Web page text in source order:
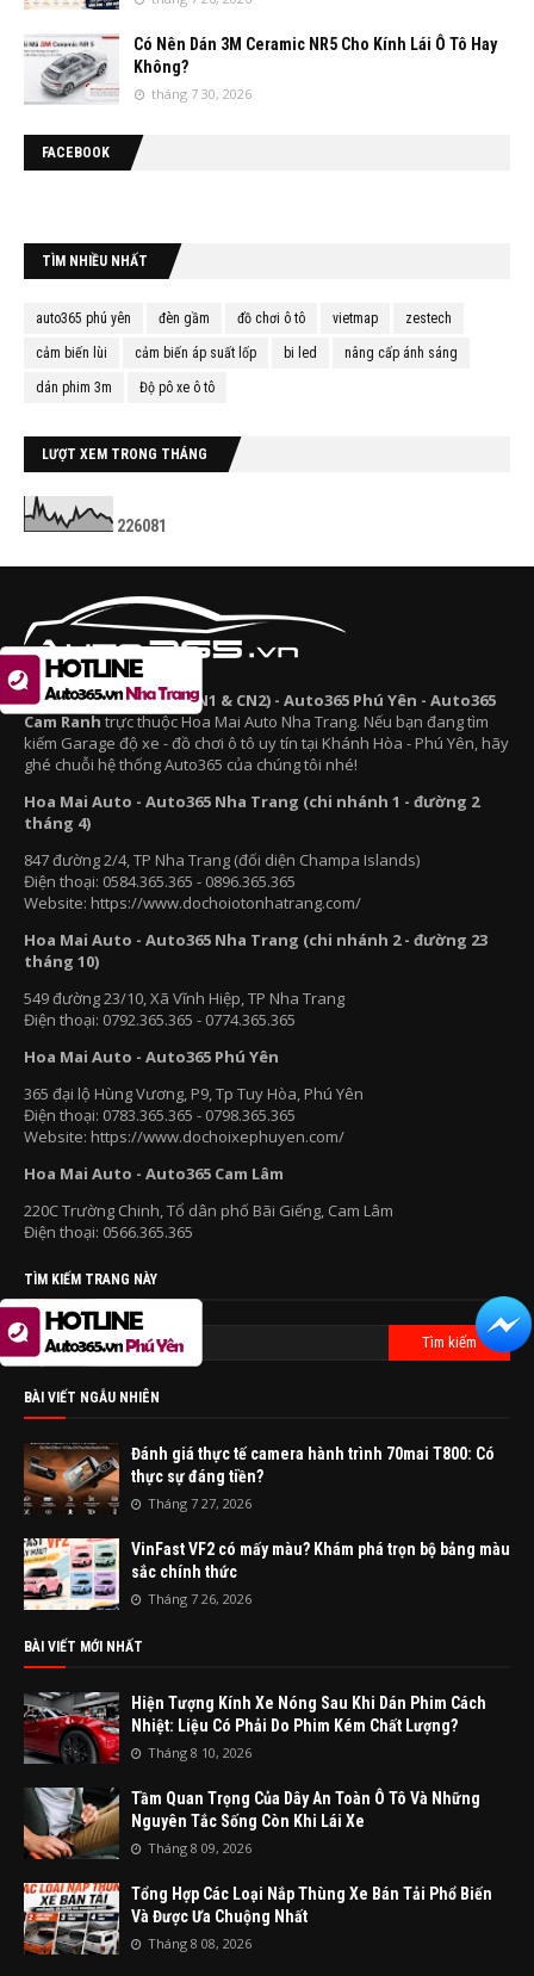
Có Nên Dán 3M Ceramic NR5 Cho Kính Lái Ô Tô Hay
Không?
tháng 7 30, 2026
FACEBOOK
TÌM NHIỀU NHẤT
auto365 phú yên đèn gầm đồ chơi ô tô vietmap zestech
cảm biến lùi cảm biến áp suất lốp bi led nâng cấp ánh sáng
dán phim 3m Độ pô xe ô tô
LƯỢT XEM TRONG THÁNG
226081
Auto365 Nha Trang (CN1 & CN2) - Auto365 Phú Yên - Auto365
Cam Ranhtrực thuộc Hoa Mai Auto Nha Trang. Nếu bạn đang tìm
kiếm Garage độ xe - đồ chơi ô tô uy tín tại Khánh Hòa - Phú Yên, hãy
ghé chuỗi hệ thống Auto365 của chúng tôi nhé!
Hoa Mai Auto - Auto365 Nha Trang (chi nhánh 1 - đường 2
tháng 4)
847 đường 2/4, TP Nha Trang (đối diện Champa Islands)
Điện thoại: 0584.365.365 - 0896.365.365
Website: https://www.dochoiotonhatrang.com/
Hoa Mai Auto - Auto365 Nha Trang (chi nhánh 2 - đường 23
tháng 10)
549 đường 23/10, Xã Vĩnh Hiệp, TP Nha Trang
Điện thoại: 0792.365.365 - 0774.365.365
Hoa Mai Auto - Auto365 Phú Yên
365 đại lộ Hùng Vương, P9, Tp Tuy Hòa, Phú Yên
Điện thoại: 0783.365.365 - 0798.365.365
Website: https://www.dochoixephuyen.com/
Hoa Mai Auto - Auto365 Cam Lâm
220C Trường Chinh, Tổ dân phố Bãi Giếng, Cam Lâm
Điện thoại: 0566.365.365
TÌM KIẾM TRANG NÀY
BÀI VIẾT NGẪU NHIÊN
Đánh giá thực tế camera hành trình 70mai T800: Có
thực sự đáng tiền?
Tháng 7 27, 2026
VinFast VF2 có mấy màu? Khám phá trọn bộ bảng màu
sắc chính thức
Tháng 7 26, 2026
BÀI VIẾT MỚI NHẤT
Hiện Tượng Kính Xe Nóng Sau Khi Dán Phim Cách
Nhiệt: Liệu Có Phải Do Phim Kém Chất Lượng?
Tháng 8 10, 2026
Tầm Quan Trọng Của Dây An Toàn Ô Tô Và Những
Nguyên Tắc Sống Còn Khi Lái Xe
Tháng 8 09, 2026
Tổng Hợp Các Loại Nắp Thùng Xe Bán Tải Phổ Biến
Và Được Ưa Chuộng Nhất
Tháng 8 08, 2026